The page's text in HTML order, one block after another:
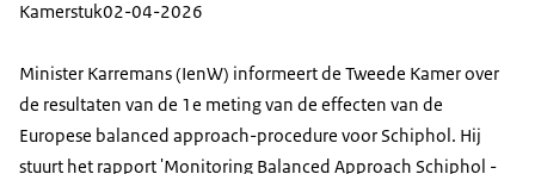
Kamerstuk02-04-2026
Minister Karremans (IenW) informeert de Tweede Kamer over
de resultaten van de 1e meting van de effecten van de
Europese balanced approach-procedure voor Schiphol. Hij
stuurt het rapport 'Monitoring Balanced Approach Schiphol -